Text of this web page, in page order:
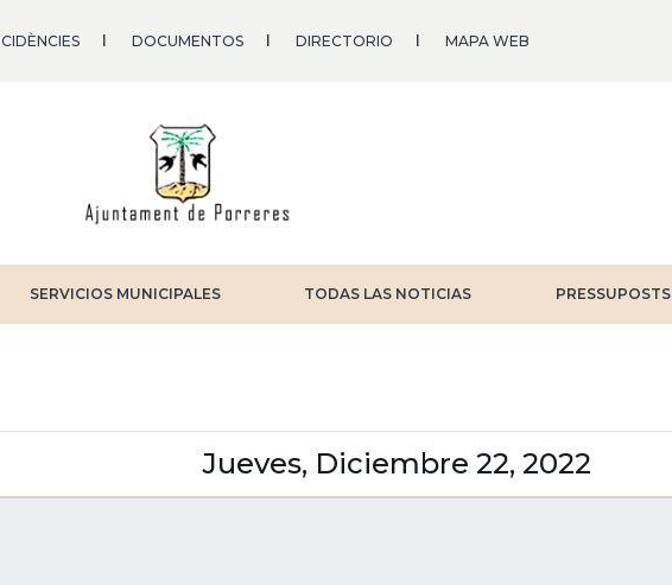
DOCUMENTOS DIRECTORIO MAPA WEB
SERVICIOS MUNICIPALES TODAS LAS NOTICIAS PRESSUPOSTS
Jueves, Diciembre 22, 2022